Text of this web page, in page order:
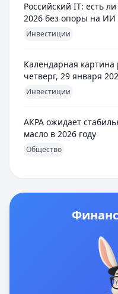
Российский IT: есть
2026 без опоры на ИИ
Инвестиции
Календарная
четверг, 29 января
Инвестиции
АКРА ожидает
масло в 2026 году
Общество